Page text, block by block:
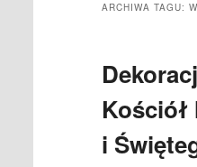
ARCHIWA TAGU:
i